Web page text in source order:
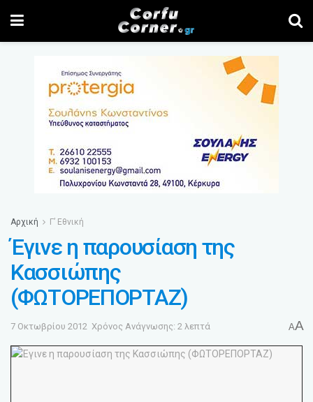
Αρχική Γ’ Εθνική
Έγινε η παρουσίαση της
Κασσιώπης
(ΦΩΤΟΡΕΠΟΡΤΑΖ)
7 Οκτωβρίου 2012 Χρόνος Ανάγνωσης: 2 λεπτά AA